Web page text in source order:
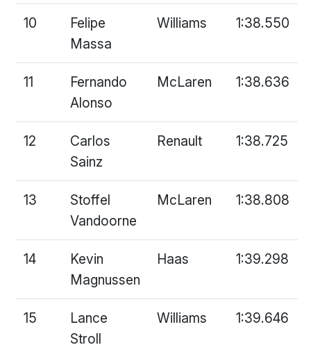
10
Felipe
Massa
Williams 1:38.550
11
Fernando
Alonso
McLaren 1:38.636
12
Carlos
Sainz
Renault 1:38.725
13
Stoffel
Vandoorne
McLaren 1:38.808
14
Kevin
Magnussen
Haas 1:39.298
15
Lance
Stroll
Williams 1:39.646